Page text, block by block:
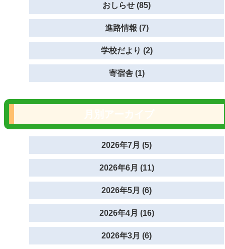
おしらせ (85)
進路情報 (7)
学校だより (2)
寄宿舎 (1)
2026年7月 (5)
2026年6月 (11)
2026年5月 (6)
2026年4月 (16)
2026年3月 (6)